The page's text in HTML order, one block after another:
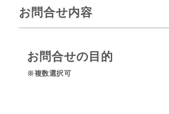
お問合せ内容
お問合せの目的
※複数選択可